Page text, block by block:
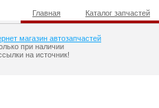
Главная Каталог запчастей
магазин автозапчастей
при наличии
на источник!